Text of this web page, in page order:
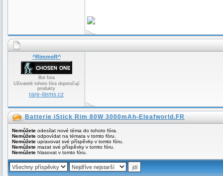
^RimmeR^
Bot fora
Uživatelé tohoto fóra doporučují
produkty
rare-items.cz
Batterie iStick Rim 80W 3000mAh-Eleafworld.FR
Nemůžete odesílat nové téma do tohoto fóra.
Nemůžete odpovídat na témata v tomto fóru.
Nemůžete upravovat své příspěvky v tomto fóru.
Nemůžete mazat své příspěvky v tomto fóru.
Nemůžete hlasovat v tomto fóru.